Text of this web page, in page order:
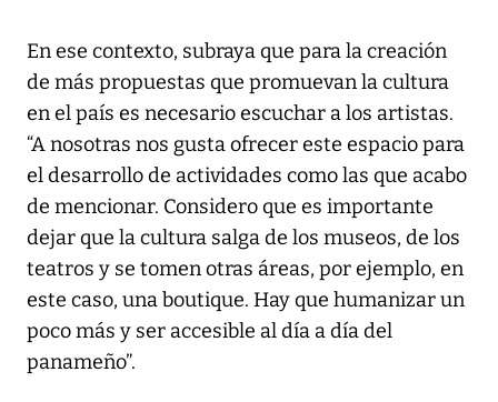
En ese contexto, subraya que para la creación
de más propuestas que promuevan la cultura
en el país es necesario escuchar a los artistas.
“A nosotras nos gusta ofrecer este espacio para
el desarrollo de actividades como las que acabo
de mencionar. Considero que es importante
dejar que la cultura salga de los museos, de los
teatros y se tomen otras áreas, por ejemplo, en
este caso, una boutique. Hay que humanizar un
poco más y ser accesible al día a día del
panameño”.